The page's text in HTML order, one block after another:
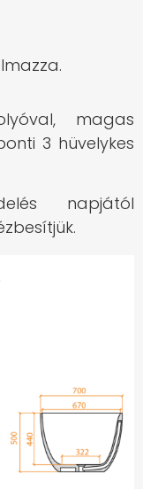
magas
3 hüvelykes
napjától